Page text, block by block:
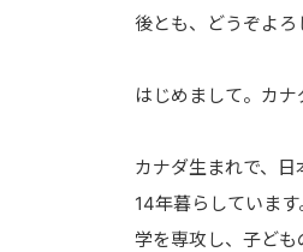
後とも、どうぞよろ
はじめまして。カナ
カナダ生まれで、
14年暮らしていま
学を専攻し、子ど